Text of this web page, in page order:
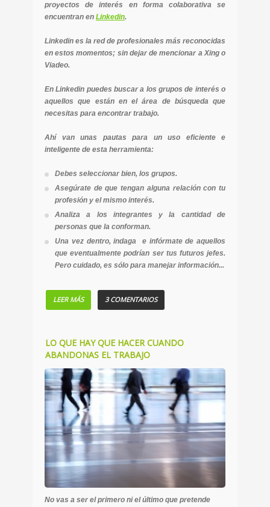
proyectos de interés en forma colaborativa se
encuentran en Linkedin.
Linkedin es la red de profesionales más reconocidas
en estos momentos; sin dejar de mencionar a Xing o
Viadeo.
En Linkedin puedes buscar a los grupos de interés o
aquellos que están en el área de búsqueda que
necesitas para encontrar trabajo.
Ahí van unas pautas para un uso eficiente e
inteligente de esta herramienta:
Debes seleccionar bien, los grupos.
Asegúrate de que tengan alguna relación con tu
profesión y el mismo interés.
Analiza a los integrantes y la cantidad de
personas que la conforman.
Una vez dentro, indaga e infórmate de aquellos
que eventualmente podrían ser tus futuros jefes.
Pero cuidado, es sólo para manejar información...
LEER MÁS 3 COMENTARIOS
LO QUE HAY QUE HACER CUANDO
ABANDONAS EL TRABAJO
No vas a ser el primero ni el último que pretende